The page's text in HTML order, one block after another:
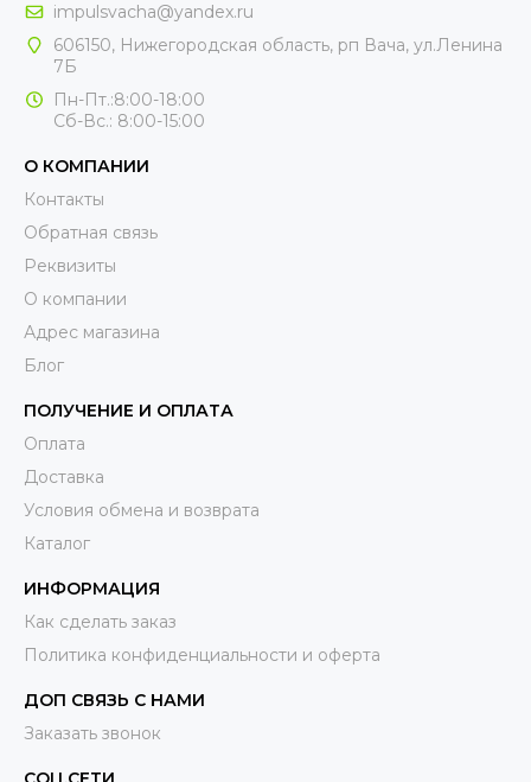
impulsvacha@yandex.ru
606150, Нижегородская область, рп Вача, ул.Ленина
7Б
Пн-Пт.:8:00-18:00
Сб-Вс.: 8:00-15:00
О КОМПАНИИ
Контакты
Обратная связь
Реквизиты
О компании
Адрес магазина
Блог
ПОЛУЧЕНИЕ И ОПЛАТА
Оплата
Доставка
Условия обмена и возврата
Каталог
ИНФОРМАЦИЯ
Как сделать заказ
Политика конфиденциальности и оферта
ДОП СВЯЗЬ С НАМИ
Заказать звонок